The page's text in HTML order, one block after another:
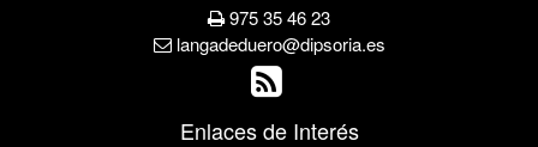
975 35 46 23
langadeduero@dipsoria.es
Enlaces de Interés